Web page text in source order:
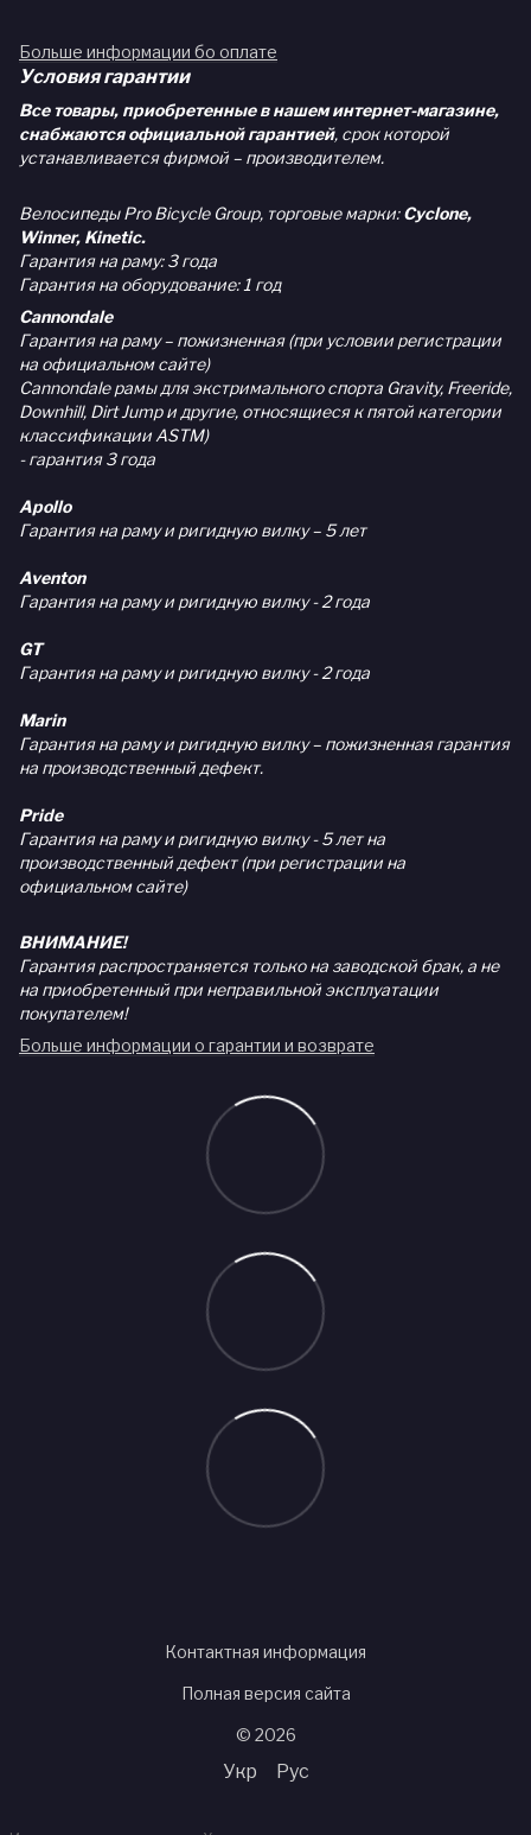
Больше информации бо оплате
Условия гарантии
Все товары, приобретенные в нашем интернет-магазине,
снабжаются официальной гарантией, срок которой
устанавливается фирмой – производителем.
Велосипеды Pro Bicycle Group, торговые марки:Cyclone,
Winner, Kinetic.
Гарантия на раму: 3 года
Гарантия на оборудование: 1 год
Cannondale
Гарантия на раму – пожизненная (при условии регистрации
на официальном сайте)
Cannondale рамы для экстримального спорта Gravity, Freeride,
Downhill, Dirt Jump и другие, относящиеся к пятой категории
классификации ASTM)
- гарантия 3 года
Apollo
Гарантия на раму и ригидную вилку – 5 лет
Aventon
Гарантия на раму и ригидную вилку - 2 года
GT
Гарантия на раму и ригидную вилку - 2 года
Marin
Гарантия на раму и ригидную вилку – пожизненная гарантия
на производственный дефект.
Pride
Гарантия на раму и ригидную вилку - 5 лет на
производственный дефект (при регистрации на
официальном сайте)
ВНИМАНИЕ!
Гарантия распространяется только на заводской брак, а не
на приобретенный при неправильной эксплуатации
покупателем!
Больше информации о гарантии и возврате
Контактная информация
Полная версия сайта
© 2026
Укр Рус